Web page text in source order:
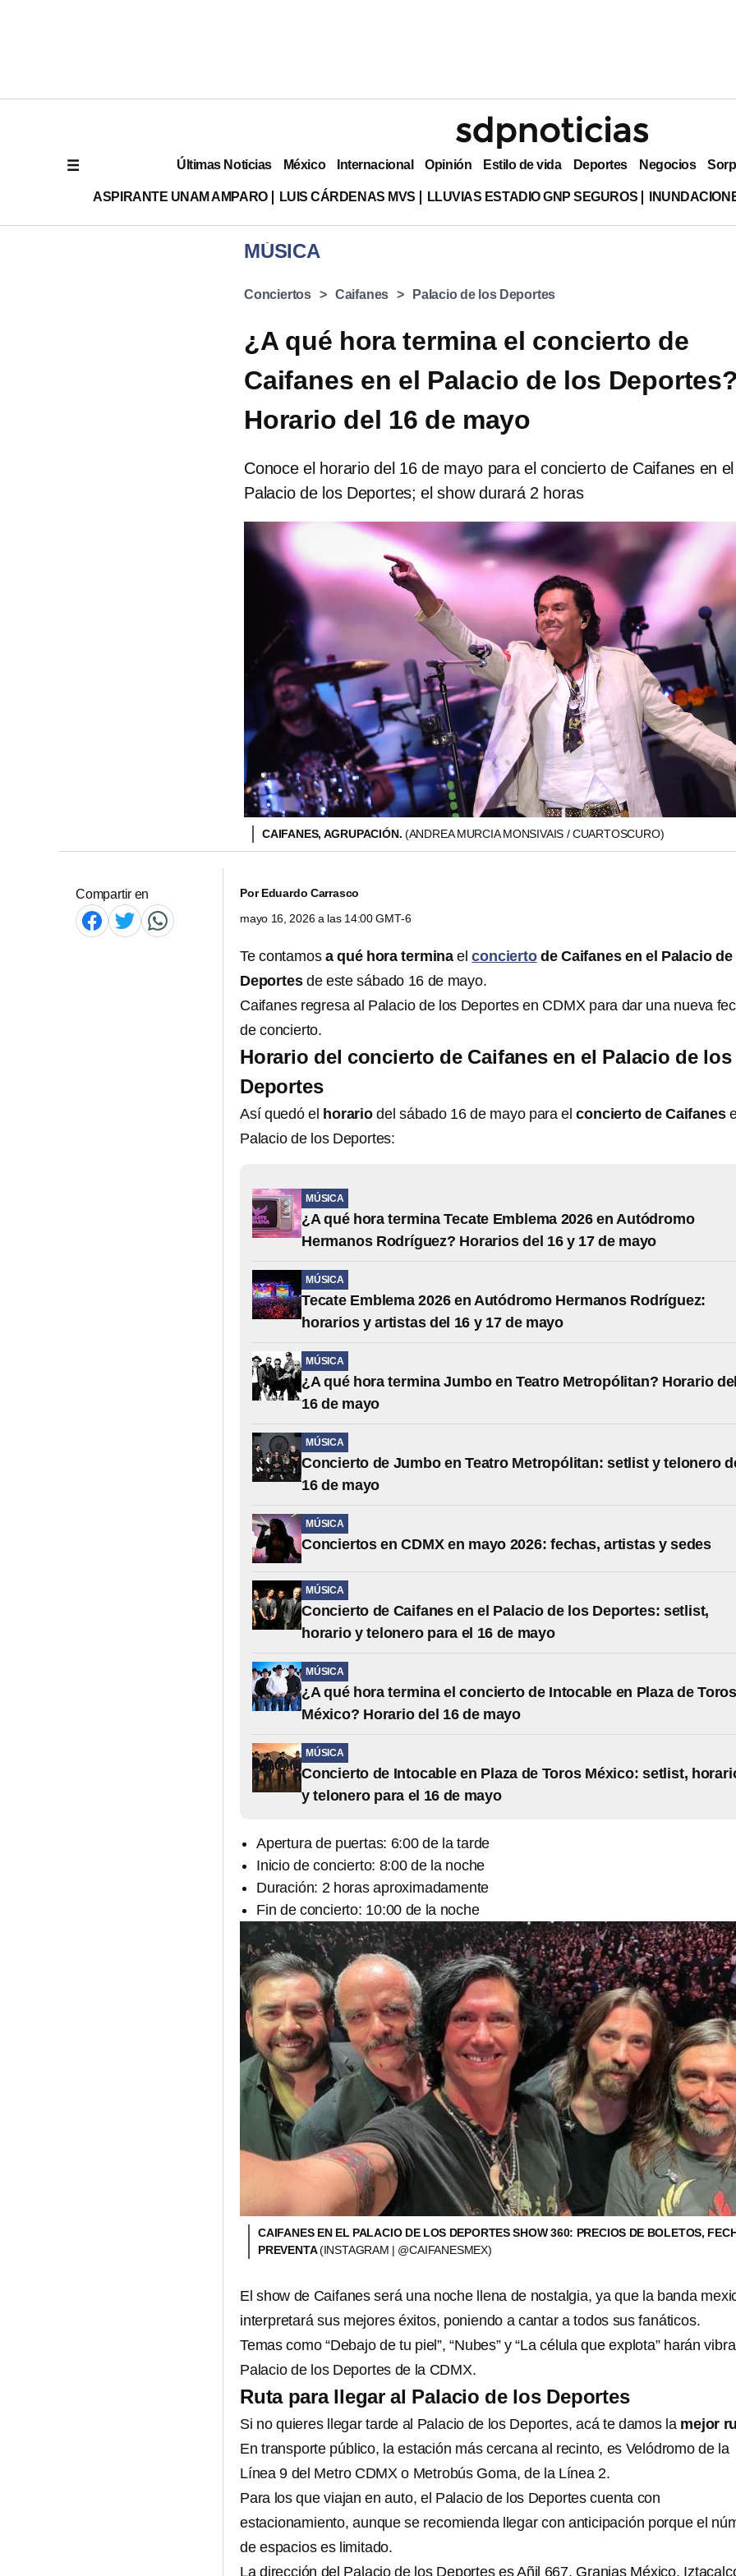
Últimas Noticias México Internacional Opinión Estilo de vida Deportes Negocios
ASPIRANTE UNAM AMPARO LUIS CÁRDENAS MVS LLUVIAS ESTADIO GNP SEGUROS
MÚSICA
Conciertos Caifanes Palacio de los Deportes
¿A qué hora termina el concierto de
Caifanes en el Palacio de los
Horario del 16 de mayo
Conoce el horario del 16 de mayo para el concierto de Caifanes en el
Palacio de los Deportes; el show durará 2 horas
CAIFANES, AGRUPACIÓN. (ANDREA MURCIA MONSIVAIS / CUARTOSCURO)
Compartir en PorEduardo Carrasco
mayo 16, 2026 a las 14:00 GMT-6
Te contamosa qué hora termina elconciertode Caifanes en el Palacio de
Deportesde este sábado 16 de mayo.
Caifanes regresa al Palacio de los Deportes en CDMX para dar una nueva
de concierto.
Horario del concierto de Caifanes en el Palacio de los
Deportes
Así quedó el horariodel sábado 16 de mayo para elconcierto de Caifanes
Palacio de los Deportes:
MÚSICA
¿A qué hora termina Tecate Emblema 2026 en Autódromo
Hermanos Rodríguez? Horarios del 16 y 17 de mayo
MÚSICA
Tecate Emblema 2026 en Autódromo Hermanos Rodríguez:
horarios y artistas del 16 y 17 de mayo
MÚSICA
¿A qué hora termina Jumbo en Teatro Metropólitan? Horario
16 de mayo
MÚSICA
Concierto de Jumbo en Teatro Metropólitan: setlist y telonero
16 de mayo
MÚSICA
Conciertos en CDMX en mayo 2026: fechas, artistas y sedes
MÚSICA
Concierto de Caifanes en el Palacio de los Deportes: setlist,
horario y telonero para el 16 de mayo
MÚSICA
¿A qué hora termina el concierto de Intocable en Plaza de Toros
México? Horario del 16 de mayo
MÚSICA
Concierto de Intocable en Plaza de Toros México: setlist,
y telonero para el 16 de mayo
Apertura de puertas: 6:00 de la tarde
Inicio de concierto: 8:00 de la noche
Duración: 2 horas aproximadamente
Fin de concierto: 10:00 de la noche
CAIFANES EN EL PALACIO DE LOS DEPORTES SHOW 360: PRECIOS DE BOLETOS,
PREVENTA(INSTAGRAM | @CAIFANESMEX)
El show de Caifanes será una noche llena de nostalgia, ya que la banda
interpretará sus mejores éxitos, poniendo a cantar a todos sus fanáticos.
Temas como “Debajo de tu piel”, “Nubes” y “La célula que explota” harán
Palacio de los Deportes de la CDMX.
Ruta para llegar al Palacio de los Deportes
Si no quieres llegar tarde al Palacio de los Deportes, acá te damos la mejor
En transporte público, la estación más cercana al recinto, es Velódromo de la
Línea 9 del Metro CDMX o Metrobús Goma, de la Línea 2.
Para los que viajan en auto, el Palacio de los Deportes cuenta con
estacionamiento, aunque se recomienda llegar con anticipación porque el
de espacios es limitado.
La dirección del Palacio de los Deportes es Añil 667, Granjas México,